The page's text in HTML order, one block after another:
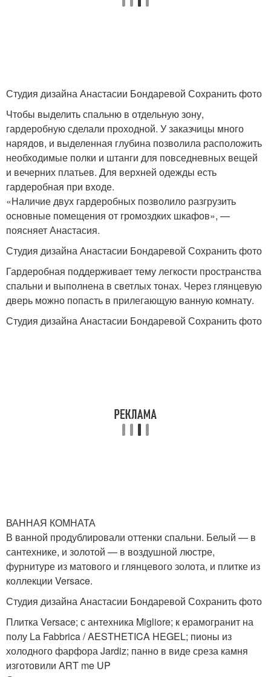
Студия дизайна Анастасии Бондаревой Сохранить фото
Чтобы выделить спальню в отдельную зону,
гардеробную сделали проходной. У заказчицы много
нарядов, и выделенная глубина позволила расположить
необходимые полки и штанги для повседневных вещей
и вечерних платьев. Для верхней одежды есть
гардеробная при входе.
«Наличие двух гардеробных позволило разгрузить
основные помещения от громоздких шкафов», —
поясняет Анастасия.
Студия дизайна Анастасии Бондаревой Сохранить фото
Гардеробная поддерживает тему легкости пространства
спальни и выполнена в светлых тонах. Через глянцевую
дверь можно попасть в прилегающую ванную комнату.
Студия дизайна Анастасии Бондаревой Сохранить фото
ВАННАЯ КОМНАТА
В ванной продублировали оттенки спальни. Белый — в
сантехнике, и золотой — в воздушной люстре,
фурнитуре из матового и глянцевого золота, и плитке из
коллекции Versace.
Студия дизайна Анастасии Бондаревой Сохранить фото
Плитка Versace; с антехника Migliore; к ерамогранит на
полу La Fabbrica / AESTHETICA HEGEL; пионы из
холодного фарфора Jardiz; панно в виде среза камня
изготовили ART me UP